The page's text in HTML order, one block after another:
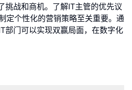
挑战和商机。了解IT主管的优先议
定个性化的营销策略至关重要。通
部门可以实现双赢局面，在数字化